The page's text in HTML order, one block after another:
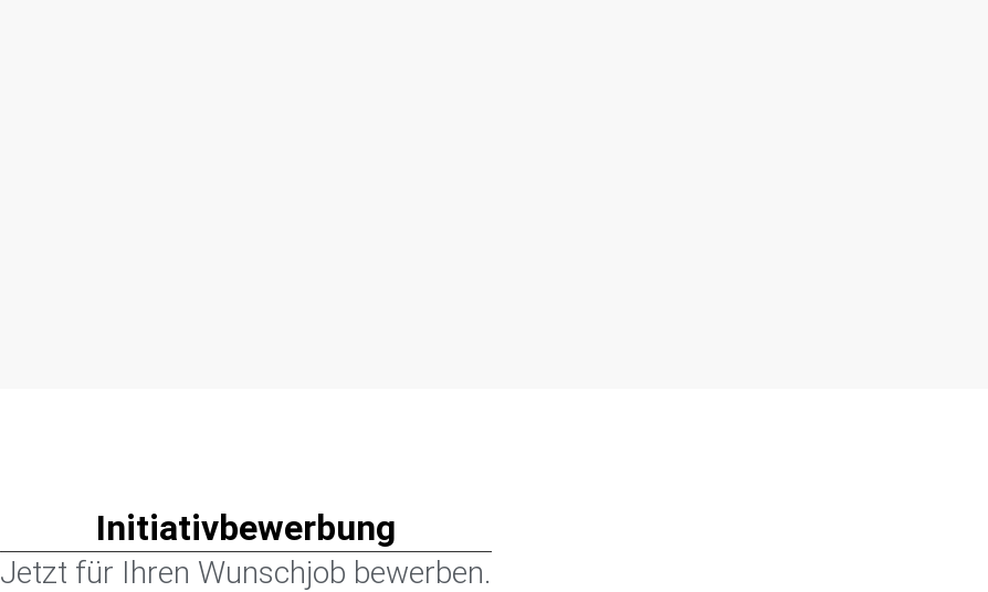
Initiativbewerbung
Jetzt für Ihren Wunschjob bewerben.